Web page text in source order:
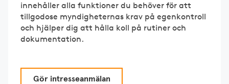
innehåller alla funktioner du behöver för att
tillgodose myndigheternas krav på egenkontroll
och hjälper dig att hålla koll på rutiner och
dokumentation.
Gör intresseanmälan